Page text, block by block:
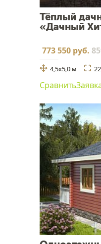
Тёплый
«Дачный
773 550 руб.
4,5х5,0 м
Сравнить